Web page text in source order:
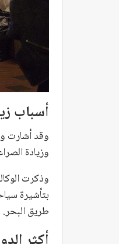
أسباب
وزيادة
وذكرت
بتأشيرة
طريق البحر.